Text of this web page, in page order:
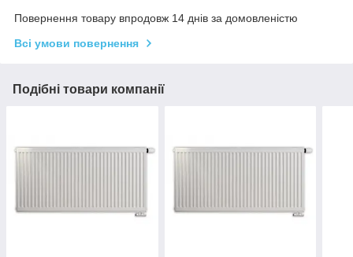
Повернення товару впродовж 14 днів за домовленістю
Всі умови повернення
Подібні товари компанії